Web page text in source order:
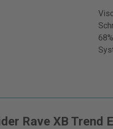
Rave XB Trend